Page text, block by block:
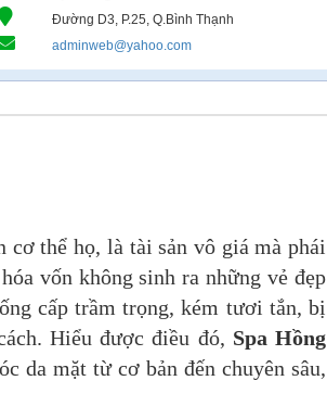
Đường D3, P.25, Q.Bình Thạnh
adminweb@yahoo.com
thể họ, là tài sản vô giá mà phái
vốn không sinh ra những vẻ đẹp
cấp trầm trọng, kém tươi tắn, bị
Hiểu được điều đó, Spa Hồng
da mặt từ cơ bản đến chuyên sâu,